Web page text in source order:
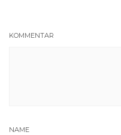
KOMMENTAR
NAME